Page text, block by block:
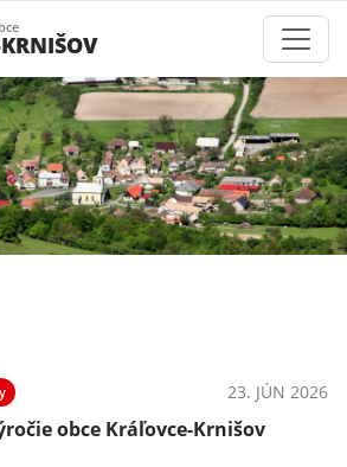
23. JÚN 2026
obce Kráľovce-Krnišov